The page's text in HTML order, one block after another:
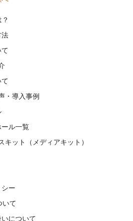
法
・導入事例
ル一覧
ット（メディアキット）
ー
いて
について